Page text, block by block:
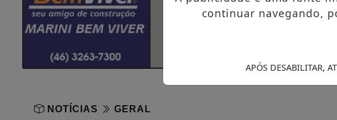
NOTÍCIAS GERAL
continuar navegando,
APÓS DESABILITAR,